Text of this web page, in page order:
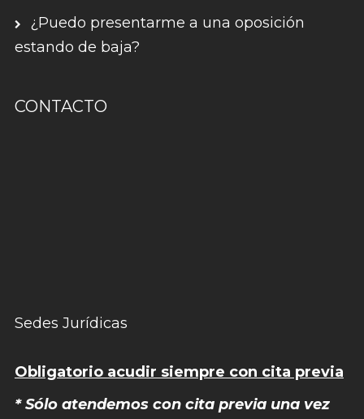
¿Puedo presentarme a una oposición
estando de baja?
CONTACTO
Sedes Jurídicas
Obligatorio acudir siempre con cita previa
* Sólo atendemos con cita previa una vez